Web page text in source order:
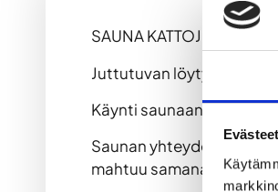
SAUNA KATTOJEN PÄÄLLÄ
Juttutuvan löytyvät
Käynti saunaan
Saunan yhteydessä on
mahtuu samanaikaisesti